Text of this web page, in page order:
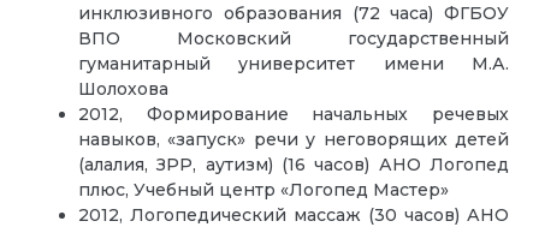
инклюзивного образования (72 часа) ФГБОУ
ВПО Московский государственный
гуманитарный университет имени М.А.
Шолохова
2012, Формирование начальных речевых
навыков, «запуск» речи у неговорящих детей
(алалия, ЗРР, аутизм) (16 часов) АНО Логопед
плюс, Учебный центр «Логопед Мастер»
2012, Логопедический массаж (30 часов) АНО